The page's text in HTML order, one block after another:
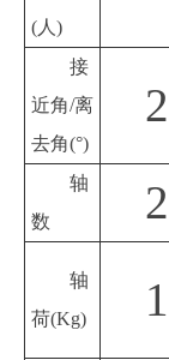
(人)
接
近角/离
去角(°)
轴
数
2
轴
荷(Kg)